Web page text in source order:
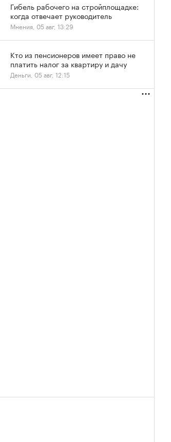
Гибель рабочего на стройплощадке:
когда отвечает руководитель
Мнения, 05 авг, 13:29
Кто из пенсионеров имеет право не
платить налог за квартиру и дачу
Деньги, 05 авг, 12:15